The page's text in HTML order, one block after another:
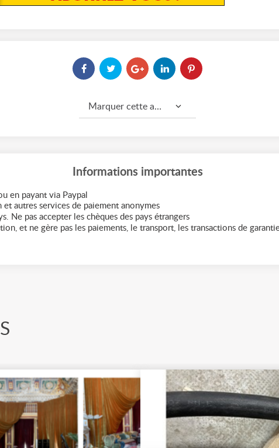
Marquer cette annonce comme...
Informations importantes
en payant via Paypal
autres services de paiement anonymes
Ne pas accepter les chèques des pays étrangers
et ne gère pas les paiements, le transport, les transactions de